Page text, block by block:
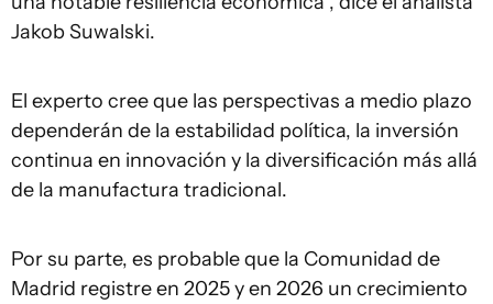
Jakob Suwalski.
El experto cree que las perspectivas a medio plazo
dependerán de la estabilidad política, la inversión
continua en innovación y la diversificación más allá
de la manufactura tradicional.
Por su parte, es probable que la Comunidad de
Madrid registre en 2025 y en 2026 un crecimiento